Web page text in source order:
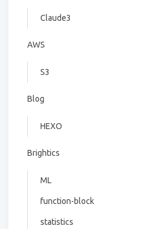
Claude3
AWS
S3
Blog
HEXO
Brightics
ML
function-block
statistics